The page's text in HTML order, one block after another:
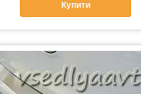
Купити